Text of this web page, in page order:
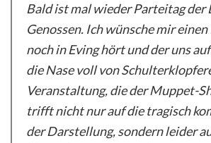
Bald ist mal wieder Parteitag
Genossen. Ich wünsche mir
noch in Eving hört und der uns
die Nase voll von
Veranstaltung, die der Muppet-
trifft nicht nur auf die tragisch
der Darstellung, sondern leider